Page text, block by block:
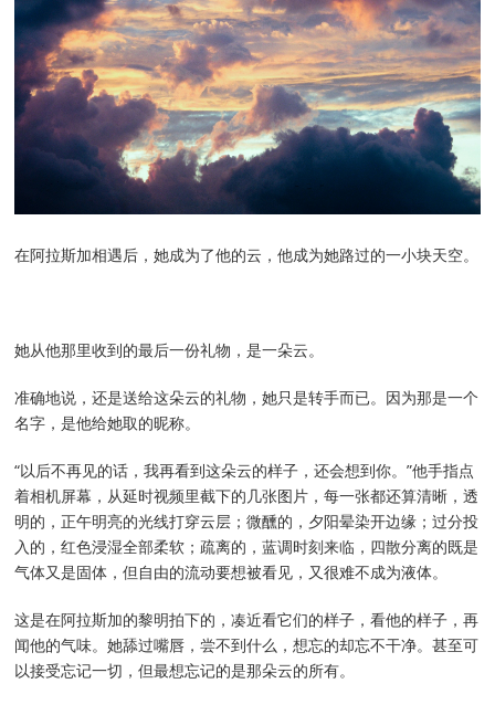
在阿拉斯加相遇后，她成为了他的云，他成为她路过的一小块天空。
她从他那里收到的最后一份礼物，是一朵云。
准确地说，还是送给这朵云的礼物，她只是转手而已。因为那是一个
名字，是他给她取的昵称。
“以后不再见的话，我再看到这朵云的样子，还会想到你。”他手指点
着相机屏幕，从延时视频里截下的几张图片，每一张都还算清晰，透
明的，正午明亮的光线打穿云层；微醺的，夕阳晕染开边缘；过分投
入的，红色浸湿全部柔软；疏离的，蓝调时刻来临，四散分离的既是
气体又是固体，但自由的流动要想被看见，又很难不成为液体。
这是在阿拉斯加的黎明拍下的，凑近看它们的样子，看他的样子，再
闻他的气味。她舔过嘴唇，尝不到什么，想忘的却忘不干净。甚至可
以接受忘记一切，但最想忘记的是那朵云的所有。